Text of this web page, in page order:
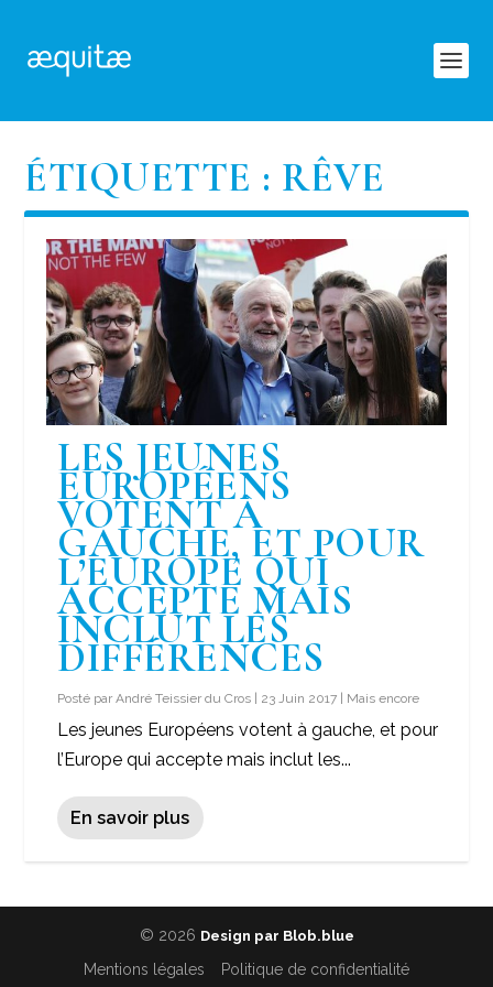
ÉTIQUETTE : RÊVE
LES JEUNES
EUROPÉENS
VOTENT À
GAUCHE, ET POUR
L’EUROPE QUI
ACCEPTE MAIS
INCLUT LES
DIFFÉRENCES
Posté parAndré Teissier du Cros | 23 Juin 2017 | Mais encore
Les jeunes Européens votent à gauche, et pour
l’Europe qui accepte mais inclut les...
En savoir plus
© 2026 Design par Blob.blue
Mentions légales Politique de confidentialité